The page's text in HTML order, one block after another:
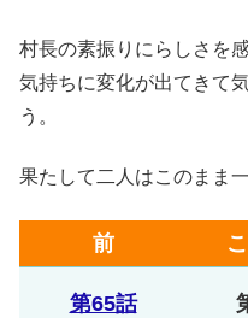
村長の素振りにらしさを
気持ちに変化が出てきて
う。
果たして二人はこのまま
前
第65話